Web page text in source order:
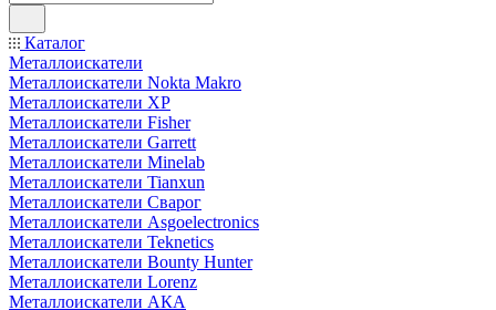
Каталог
Металлоискатели
Металлоискатели Nokta Makro
Металлоискатели XP
Металлоискатели Fisher
Металлоискатели Garrett
Металлоискатели Minelab
Металлоискатели Tianxun
Металлоискатели Сварог
Металлоискатели Asgoelectronics
Металлоискатели Teknetics
Металлоискатели Bounty Hunter
Металлоискатели Lorenz
Металлоискатели АКА